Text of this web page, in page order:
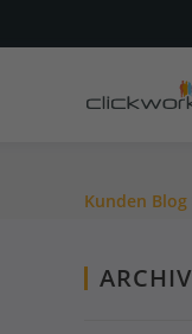
Kunden Blog
ARCHIV